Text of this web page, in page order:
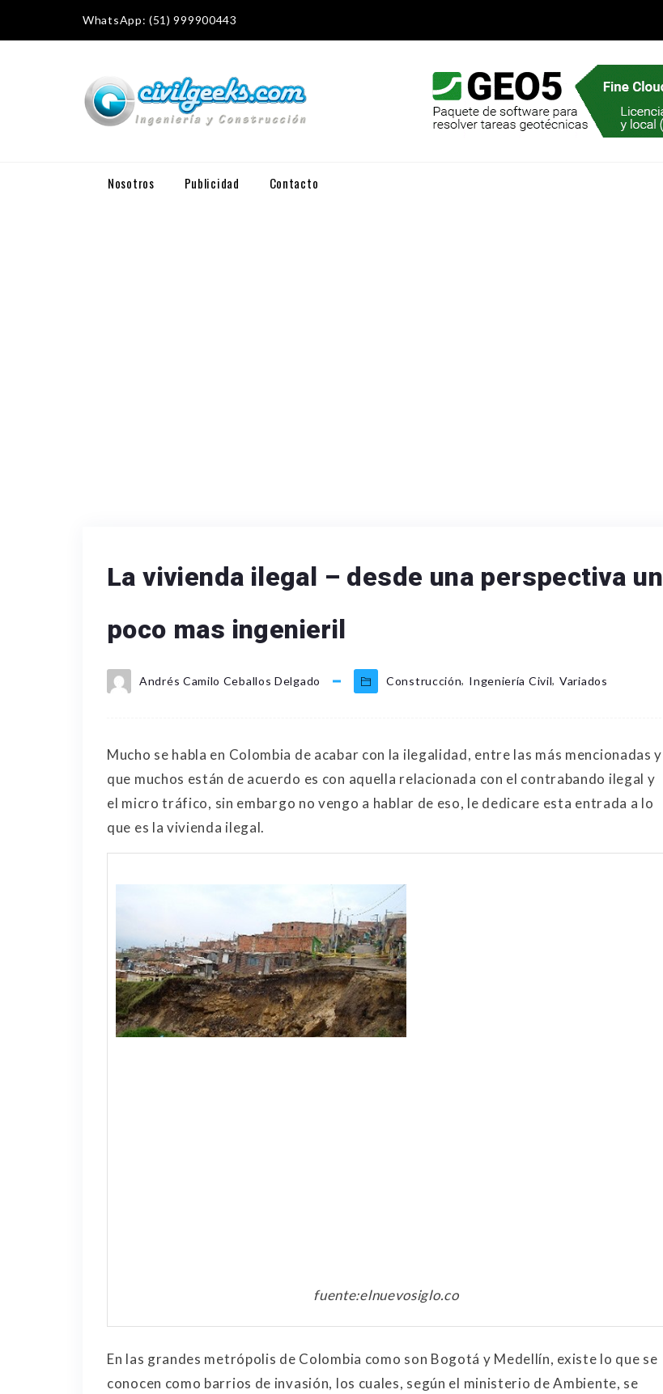
WhatsApp: (51) 999900443
Nosotros Publicidad Contacto
La vivienda ilegal – desde una perspectiva un
poco mas ingenieril
Andrés Camilo Ceballos Delgado Construcción, Ingeniería Civil, Variados
Mucho se habla en Colombia de acabar con la ilegalidad, entre las más mencionadas y
que muchos están de acuerdo es con aquella relacionada con el contrabando ilegal y
el micro tráfico, sin embargo no vengo a hablar de eso, le dedicare esta entrada a lo
que es la vivienda ilegal.
fuente:elnuevosiglo.co
En las grandes metrópolis de Colombia como son Bogotá y Medellín, existe lo que se
conocen como barrios de invasión, los cuales, según el ministerio de Ambiente, se